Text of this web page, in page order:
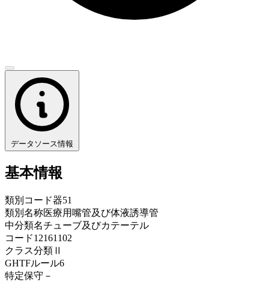
データソース情報
基本情報
類別コード器51
類別名称医療用嘴管及び体液誘導管
中分類名チューブ及びカテーテル
コード12161102
クラス分類 Ⅱ
GHTFルール6
特定保守 －